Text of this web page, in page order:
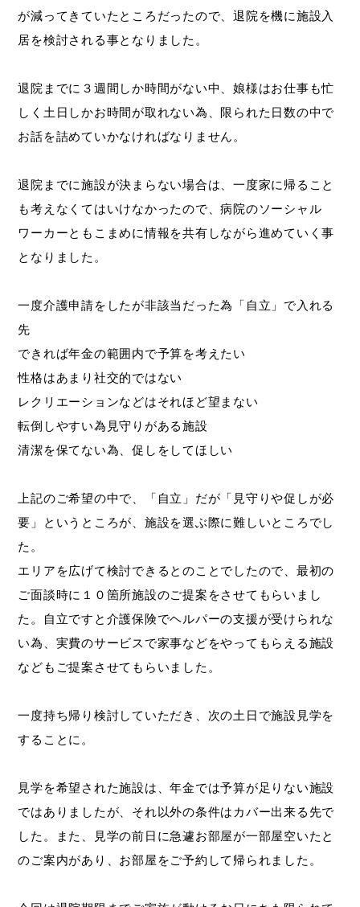
が減ってきていたところだったので、退院を機に施設入
居を検討される事となりました。
退院までに３週間しか時間がない中、娘様はお仕事も忙
しく土日しかお時間が取れない為、限られた日数の中で
お話を詰めていかなければなりません。
退院までに施設が決まらない場合は、一度家に帰ること
も考えなくてはいけなかったので、病院のソーシャル
ワーカーともこまめに情報を共有しながら進めていく事
となりました。
一度介護申請をしたが非該当だった為「自立」で入れる
先
できれば年金の範囲内で予算を考えたい
性格はあまり社交的ではない
レクリエーションなどはそれほど望まない
転倒しやすい為見守りがある施設
清潔を保てない為、促しをしてほしい
上記のご希望の中で、「自立」だが「見守りや促しが必
要」というところが、施設を選ぶ際に難しいところでし
た。
エリアを広げて検討できるとのことでしたので、最初の
ご面談時に１０箇所施設のご提案をさせてもらいまし
た。自立ですと介護保険でヘルパーの支援が受けられな
い為、実費のサービスで家事などをやってもらえる施設
などもご提案させてもらいました。
一度持ち帰り検討していただき、次の土日で施設見学を
することに。
見学を希望された施設は、年金では予算が足りない施設
ではありましたが、それ以外の条件はカバー出来る先で
した。また、見学の前日に急遽お部屋が一部屋空いたと
のご案内があり、お部屋をご予約して帰られました。